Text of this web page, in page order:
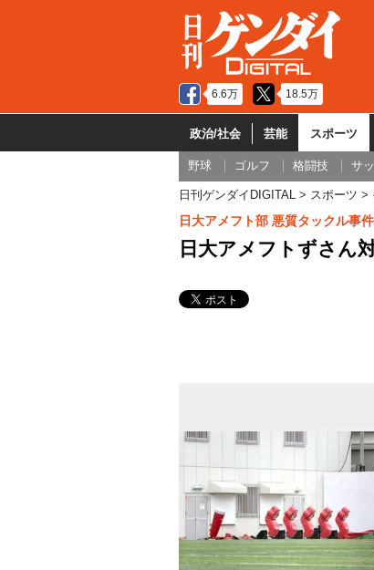
6.6万 18.5万
政治/社会 芸能 スポーツ
野球 ゴルフ 格闘技 サ
日刊ゲンダイDIGITAL スポーツ
日大アメフト部 悪質タックル事
日大アメフトずさん